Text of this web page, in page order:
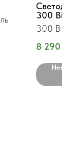
300 Bi
300
8 290